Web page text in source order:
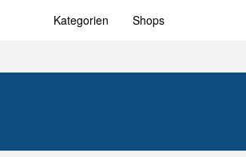
Kategorien Shops